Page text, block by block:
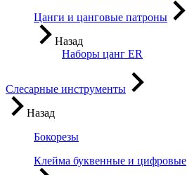
Цанги и цанговые патроны
Назад
Наборы цанг ER
Слесарные инструменты
Назад
Бокорезы
Клейма буквенные и цифровые